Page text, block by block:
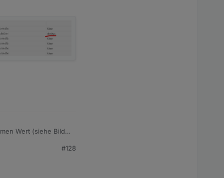
Wert (siehe Bild
#128